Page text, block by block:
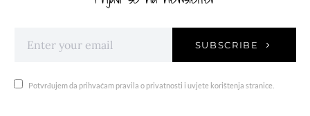
SUBSCRIBE
Potvrđujem da prihvaćam pravila o privatnosti i uvjete korištenja stranice.